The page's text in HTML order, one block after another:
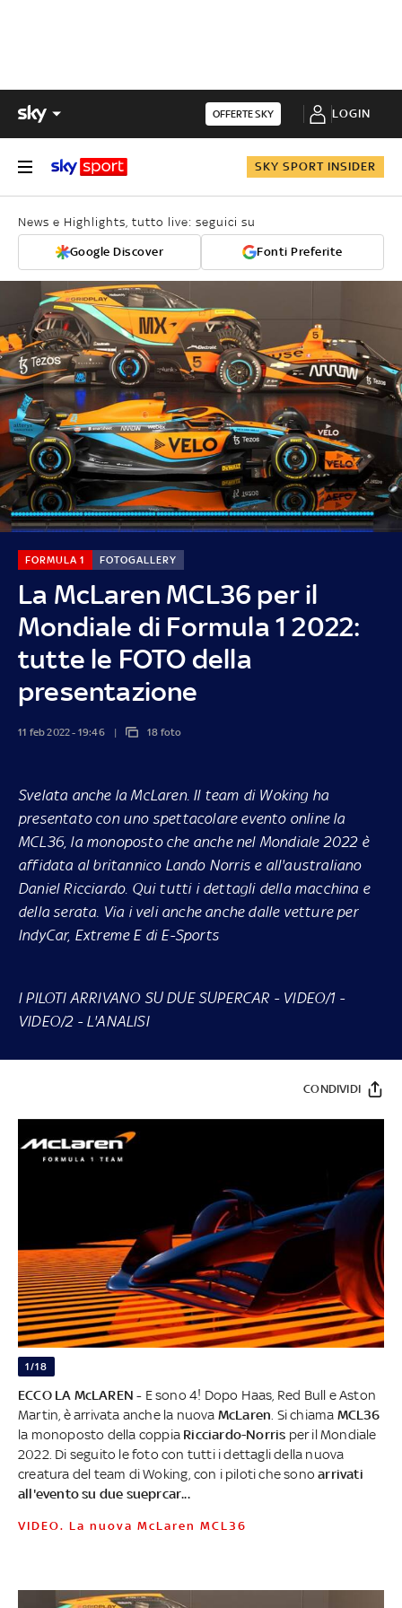
OFFERTE SKY LOGIN
SKY SPORT INSIDER
News e Highlights, tutto live: seguici su
Google Discover Fonti Preferite
La McLaren MCL36 per il
Mondiale di Formula 1 2022:
tutte le FOTO della
presentazione
FORMULA 1 FOTOGALLERY
11 feb 2022 - 19:46 18 foto
Svelata anche la McLaren. Il team di Woking ha
presentato con uno spettacolare evento online la
MCL36, la monoposto che anche nel Mondiale 2022 è
affidata al britannico Lando Norris e all'australiano
Daniel Ricciardo. Qui tutti i dettagli della macchina e
della serata. Via i veli anche anche dalle vetture per
IndyCar, Extreme E di E-Sports
I PILOTI ARRIVANO SU DUE SUPERCAR - VIDEO/1-
VIDEO/2- L'ANALISI
CONDIVIDI
1/18
ECCO LA McLAREN - E sono 4! Dopo Haas, Red Bull e Aston
Martin, è arrivata anche la nuova McLaren . Si chiama MCL36
la monoposto della coppia Ricciardo-Norris per il Mondiale
2022. Di seguito le foto con tutti i dettagli della nuova
creatura del team di Woking, con i piloti che sono arrivati
all'evento su due sueprcar...
VIDEO. La nuova McLaren MCL36